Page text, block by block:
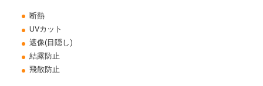
断熱
UVカット
遮像(目隠し)
結露防止
飛散防止